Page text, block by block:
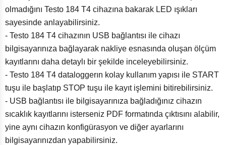
olmadığını Testo 184 T4 cihazına bakarak LED ışıkları
sayesinde anlayabilirsiniz.
- Testo 184 T4 cihazının USB bağlantısı ile cihazı
bilgisayarınıza bağlayarak nakliye esnasında oluşan ölçüm
kayıtlarını daha detaylı bir şekilde inceleyebilirsiniz.
- Testo 184 T4 dataloggerın kolay kullanım yapısı ile START
tuşu ile başlatıp STOP tuşu ile kayıt işlemini bitirebilirsiniz.
- USB bağlantısı ile bilgisayarınıza bağladığınız cihazın
sıcaklık kayıtlarını isterseniz PDF formatında çıktısını alabilir,
yine aynı cihazın konfigürasyon ve diğer ayarlarını
bilgisayarınızdan yapabilirsiniz.